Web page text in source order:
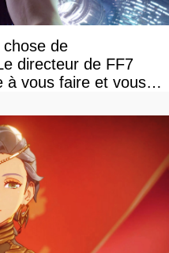
de
directeur de FF7
à vous faire et vous